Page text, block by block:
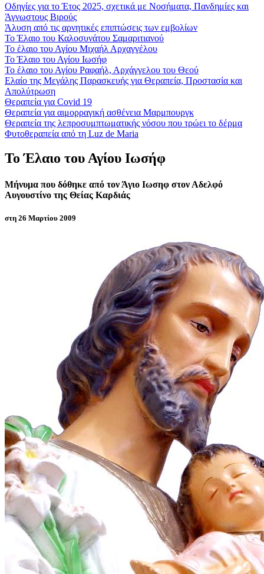
Οδηγίες για το Έτος 2025, σχετικά με Νοσήματα, Πανδημίες και
Άγνωστους Βιρούς
Άλυση από τις αρνητικές επιπτώσεις των εμβολίων
Το Έλαιο του Καλοσυνάτου Σαμαριτιανού
Το έλαιο του Αγίου Μιχαήλ Αρχαγγέλου
Το Έλαιο του Αγίου Ιωσήφ
Το έλαιο του Αγίου Ραφαήλ, Αρχάγγελου του Θεού
Ελαίο της Μεγάλης Παρασκευής για Θεραπεία, Προστασία και
Απολύτρωση
Θεραπεία για Covid 19
Θεραπεία για αιμορραγική ασθένεια Μαρμπουργκ
Θεραπεία της λεπροσυμπτωματικής νόσου που τρώει το δέρμα
Φυτοθεραπεία από τη Luz de Maria
Το Έλαιο του Αγίου Ιωσήφ
Μήνυμα που δόθηκε από τον Άγιο Ιωσηφ στον Αδελφό
Αυγουστίνο της Θείας Καρδιάς
στη 26 Μαρτίου 2009